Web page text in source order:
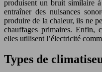
produisent un bruit similaire
entraîner des nuisances
produire de la chaleur, ils ne
chauffages primaires. Enfin,
elles utilisent l’électricité
Types de